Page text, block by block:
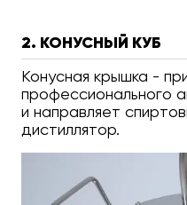
2. КОНУСНЫЙ КУБ
Конусная крышка -
профессионального
и направляет
дистиллятор.